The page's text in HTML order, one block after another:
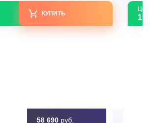
КУПИТЬ
58 690 руб.